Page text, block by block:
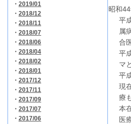
・ 2019/01
・ 2018/12
・ 2018/11
・ 2018/07
・ 2018/06
・ 2018/04
・ 2018/02
・ 2018/01
・ 2017/12
・ 2017/11
・ 2017/09
・ 2017/07
・ 2017/06
昭和
平
属
合
平
マ
平
現
療
本
医